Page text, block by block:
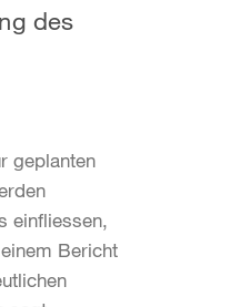
des
geplanten
einfliessen,
Bericht